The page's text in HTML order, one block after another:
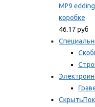
MP9
коробке
46.17 руб
Скрыть